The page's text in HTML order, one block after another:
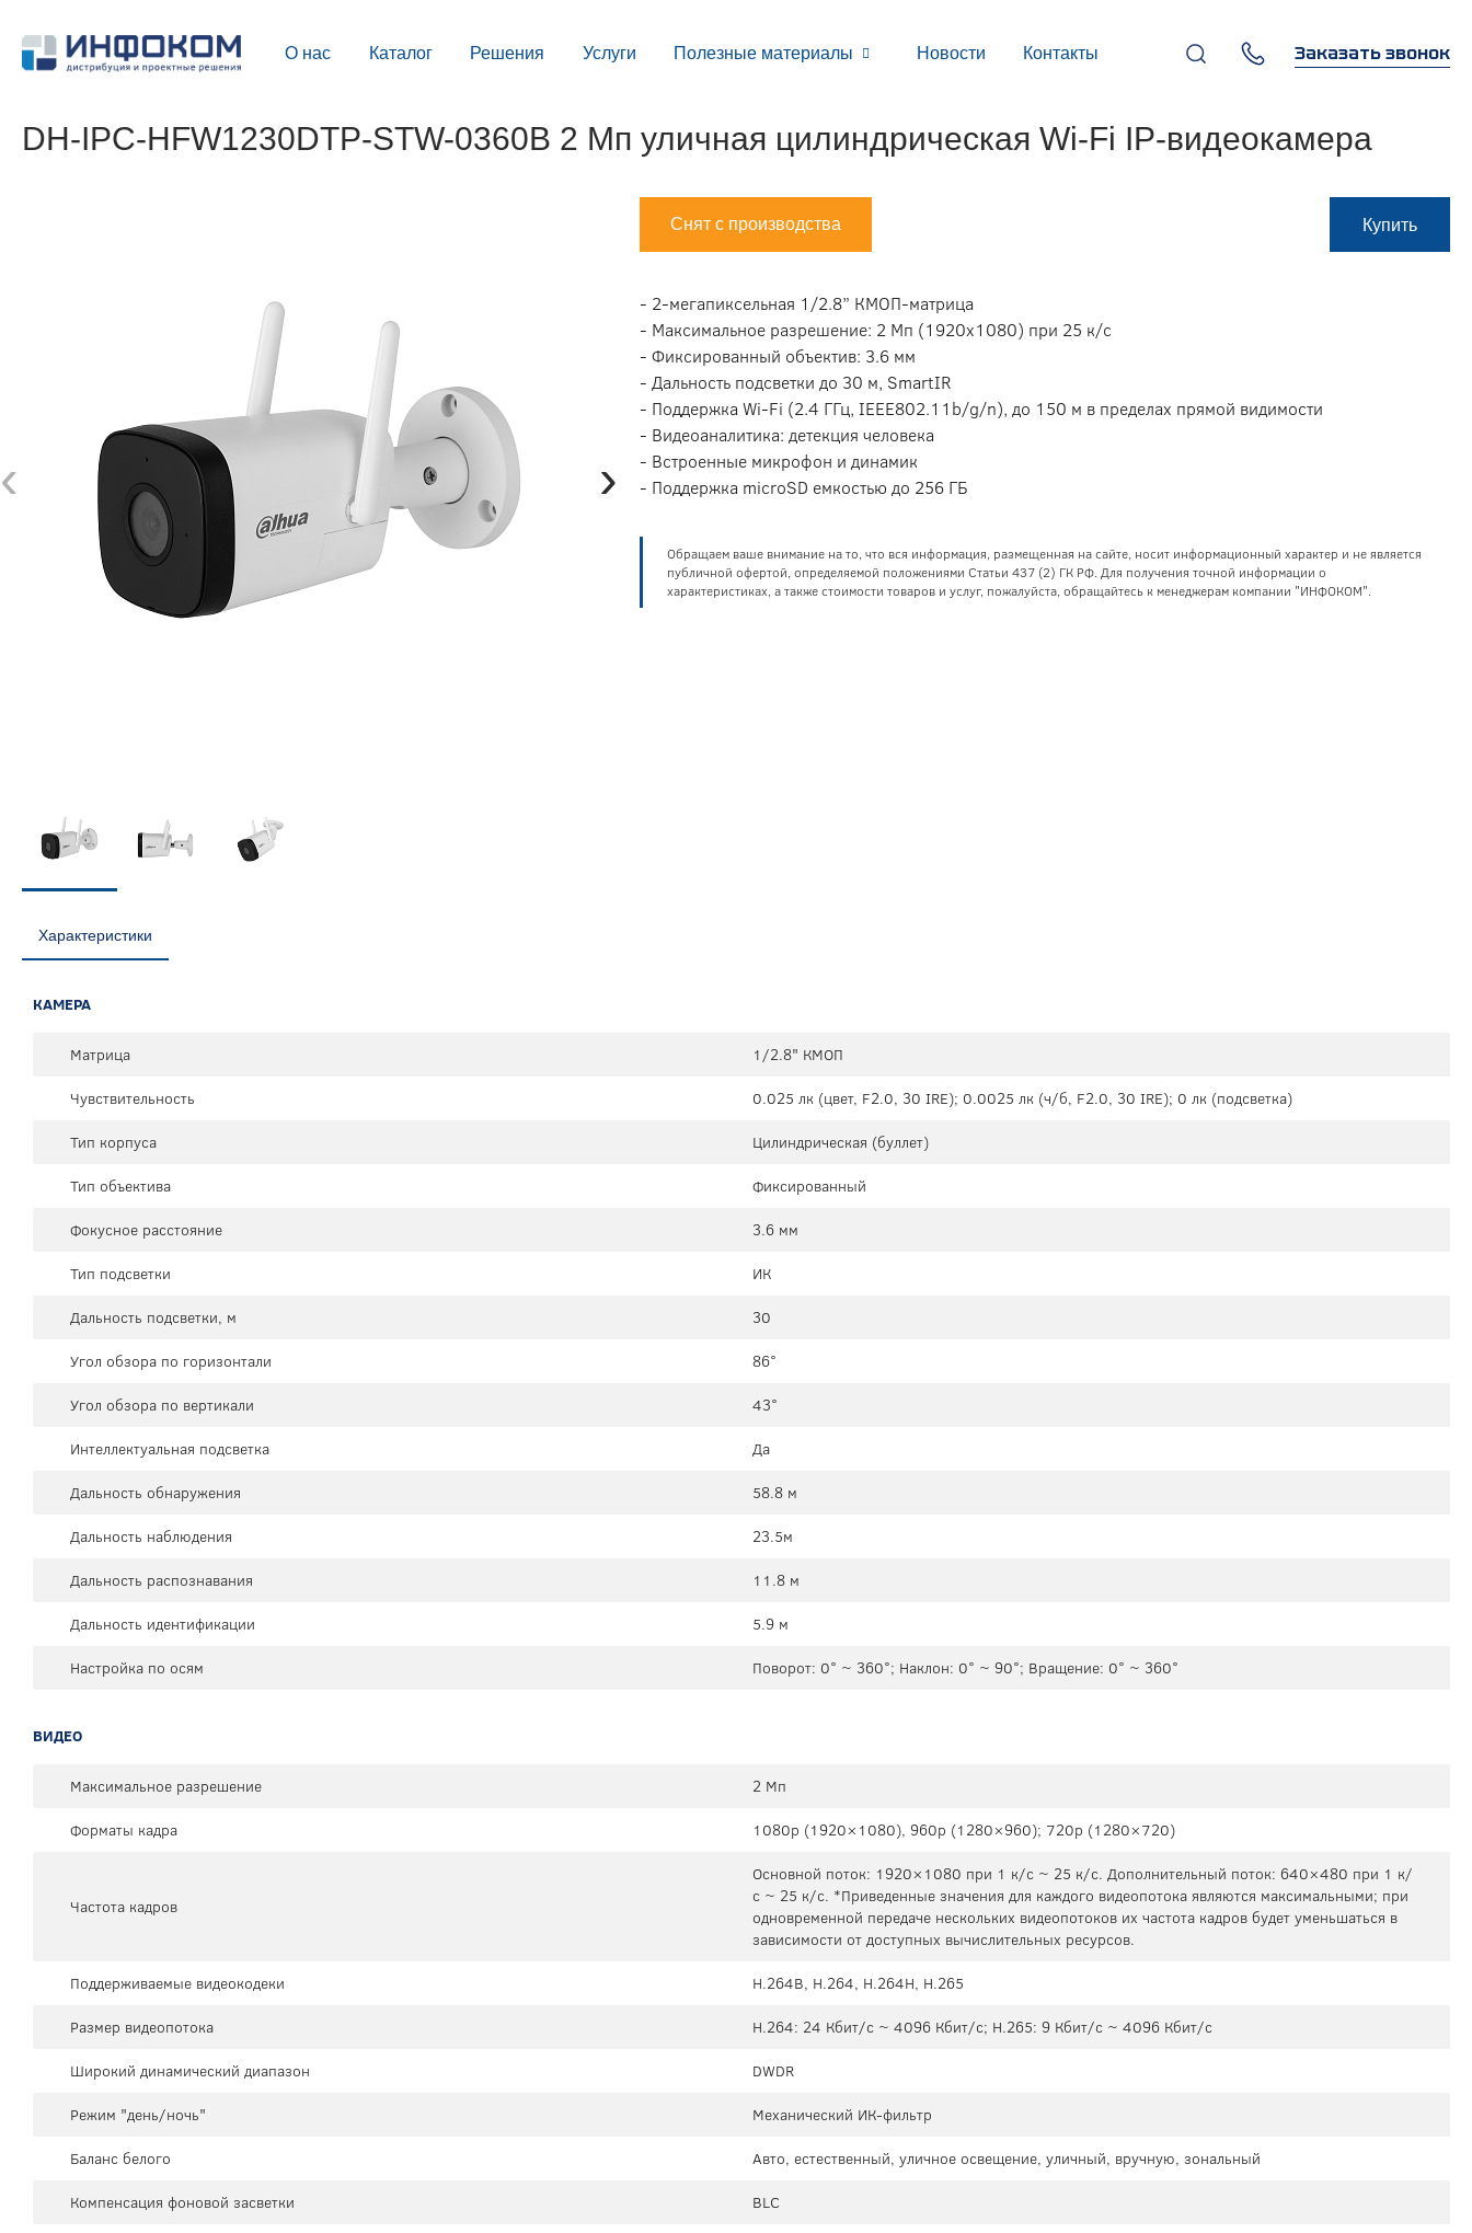
О нас Каталог Решения Услуги Полезные материалы Новости Контакты
г. Москва, 119270,
Лужнецкая наб., д. 6, стр. 1,
Заказать звонок
DH-IPC-HFW1230DTP-STW-0360B 2 Мп уличная цилиндрическая Wi-Fi IP-видеокамера
‹ ›
Снят с производства Купить
- 2-мегапиксельная 1/2.8” КМОП-матрица
- Максимальное разрешение: 2 Мп (1920х1080) при 25 к/с
- Фиксированный объектив: 3.6 мм
- Дальность подсветки до 30 м, SmartIR
- Поддержка Wi-Fi (2.4 ГГц, IEEE802.11b/g/n), до 150 м в пределах прямой видимости
- Видеоаналитика: детекция человека
- Встроенные микрофон и динамик
- Поддержка microSD емкостью до 256 ГБ
Обращаем ваше внимание на то, что вся информация, размещенная на сайте, носит информационный характер и не является
публичной офертой, определяемой положениями Статьи 437 (2) ГК РФ. Для получения точной информации о
характеристиках, а также стоимости товаров и услуг, пожалуйста, обращайтесь к менеджерам компании "ИНФОКОМ".
Характеристики
КАМЕРА
Матрица
1/2.8" КМОП
Чувствительность
0.025 лк (цвет, F2.0, 30 IRE); 0.0025 лк (ч/б, F2.0, 30 IRE); 0 лк (подсветка)
Тип корпуса
Цилиндрическая (буллет)
Тип объектива
Фиксированный
Фокусное расстояние
3.6 мм
Тип подсветки
ИК
Дальность подсветки, м
30
Угол обзора по горизонтали
86°
Угол обзора по вертикали
43°
Интеллектуальная подсветка
Да
Дальность обнаружения
58.8 м
Дальность наблюдения
23.5м
Дальность распознавания
11.8 м
Дальность идентификации
5.9 м
Настройка по осям
Поворот: 0° ~ 360°; Наклон: 0° ~ 90°; Вращение: 0° ~ 360°
ВИДЕО
Максимальное разрешение
2 Мп
Форматы кадра
1080p (1920×1080), 960p (1280×960); 720p (1280×720)
Частота кадров
Основной поток: 1920×1080 при 1 к/с ~ 25 к/с. Дополнительный поток: 640×480 при 1 к/
с ~ 25 к/с. *Приведенные значения для каждого видеопотока являются максимальными; при
одновременной передаче нескольких видеопотоков их частота кадров будет уменьшаться в
зависимости от доступных вычислительных ресурсов.
Поддерживаемые видеокодеки
H.264B, H.264, H.264H, H.265
Размер видеопотока
H.264: 24 Кбит/с ~ 4096 Кбит/с; H.265: 9 Кбит/с ~ 4096 Кбит/с
Широкий динамический диапазон
DWDR
Режим "день/ночь"
Механический ИК-фильтр
Баланс белого
Авто, естественный, уличное освещение, уличный, вручную, зональный
Компенсация фоновой засветки
BLC